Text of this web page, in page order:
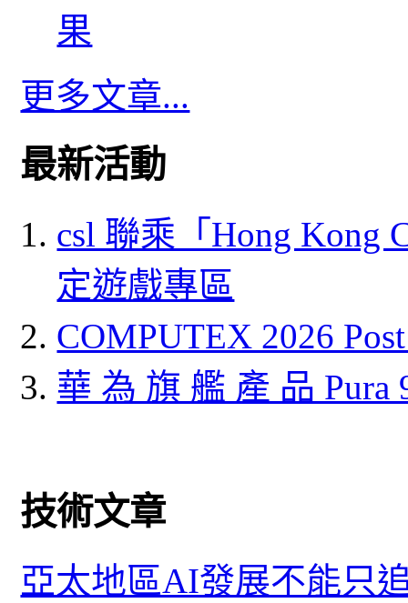
果
更多文章...
最新活動
csl 聯乘「Hong Kong
定遊戲專區
COMPUTEX 2026
華 為 旗 艦 產 品 Pura
技術文章
亞太地區AI發展不能只